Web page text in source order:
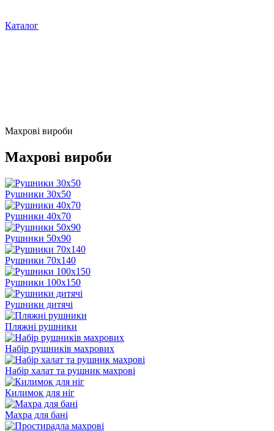
Каталог
Махрові вироби
Махрові вироби
Рушники 30х50
Рушники 40х70
Рушники 50х90
Рушники 70х140
Рушники 100х150
Рушники дитячі
Пляжні рушники
Набір рушників махрових
Набір халат та рушник махрові
Килимок для ніг
Махра для бані